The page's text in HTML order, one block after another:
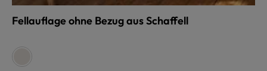
Fellauflage ohne Bezug aus Schaffell
Farbepflanzlich gegerbt, weiß